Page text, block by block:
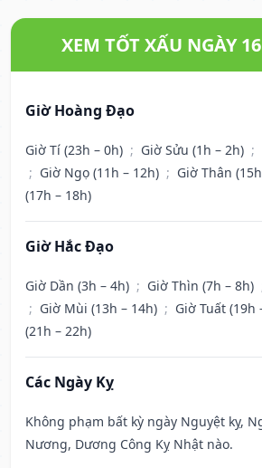
XEM TỐT XẤU NGÀY
Giờ Hoàng Đạo
Giờ Tí (23h – 0h) ; Giờ Sửu (1h – 2h) ;
; Giờ Ngọ (11h – 12h) ; Giờ Thân
(17h – 18h)
Giờ Hắc Đạo
Giờ Dần (3h – 4h) ; Giờ Thìn (7h – 8h)
; Giờ Mùi (13h – 14h) ; Giờ Tuất (19h
(21h – 22h)
Các Ngày Kỵ
Không phạm bất kỳ ngày Nguyệt kỵ,
Nương, Dương Công Kỵ Nhật nào.